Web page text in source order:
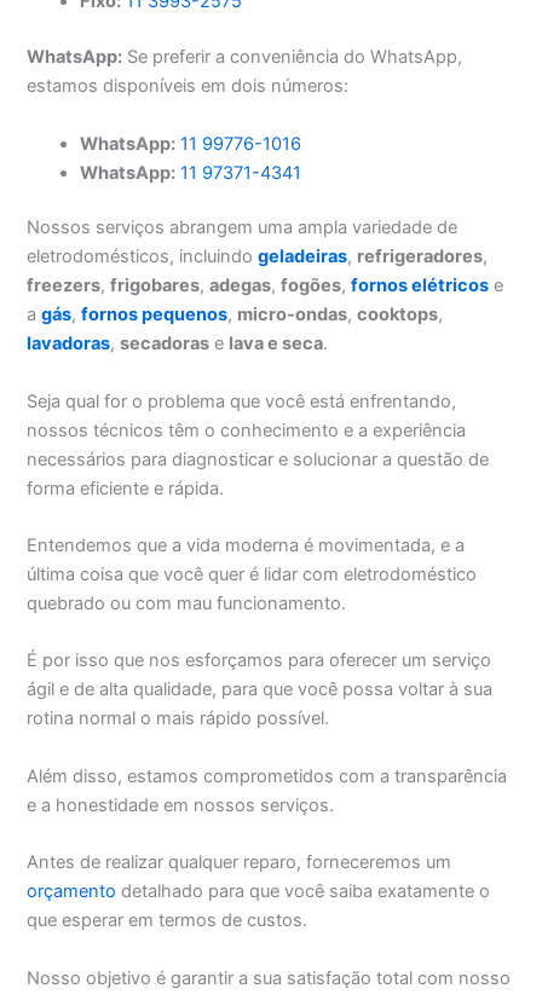
WhatsApp: Se preferir a conveniência do WhatsApp,
estamos disponíveis em dois números:
WhatsApp: 11 99776-1016
WhatsApp: 11 97371-4341
Nossos serviços abrangem uma ampla variedade de
eletrodomésticos, incluindogeladeiras, refrigeradores,
freezers,frigobares,adegas,fogões,fornos elétricos e
agás,fornos pequenos, micro-ondas,cooktops,
lavadoras,secadoras e lava e seca.
Seja qual for o problema que você está enfrentando,
nossos técnicos têm o conhecimento e a experiência
necessários para diagnosticar e solucionar a questão de
forma eficiente e rápida.
Entendemos que a vida moderna é movimentada, e a
última coisa que você quer é lidar com eletrodoméstico
quebrado ou com mau funcionamento.
É por isso que nos esforçamos para oferecer um serviço
ágil e de alta qualidade, para que você possa voltar à sua
rotina normal o mais rápido possível.
Além disso, estamos comprometidos com a transparência
e a honestidade em nossos serviços.
Antes de realizar qualquer reparo, forneceremos um
orçamento detalhado para que você saiba exatamente o
que esperar em termos de custos.
Nosso objetivo é garantir a sua satisfação total com nosso